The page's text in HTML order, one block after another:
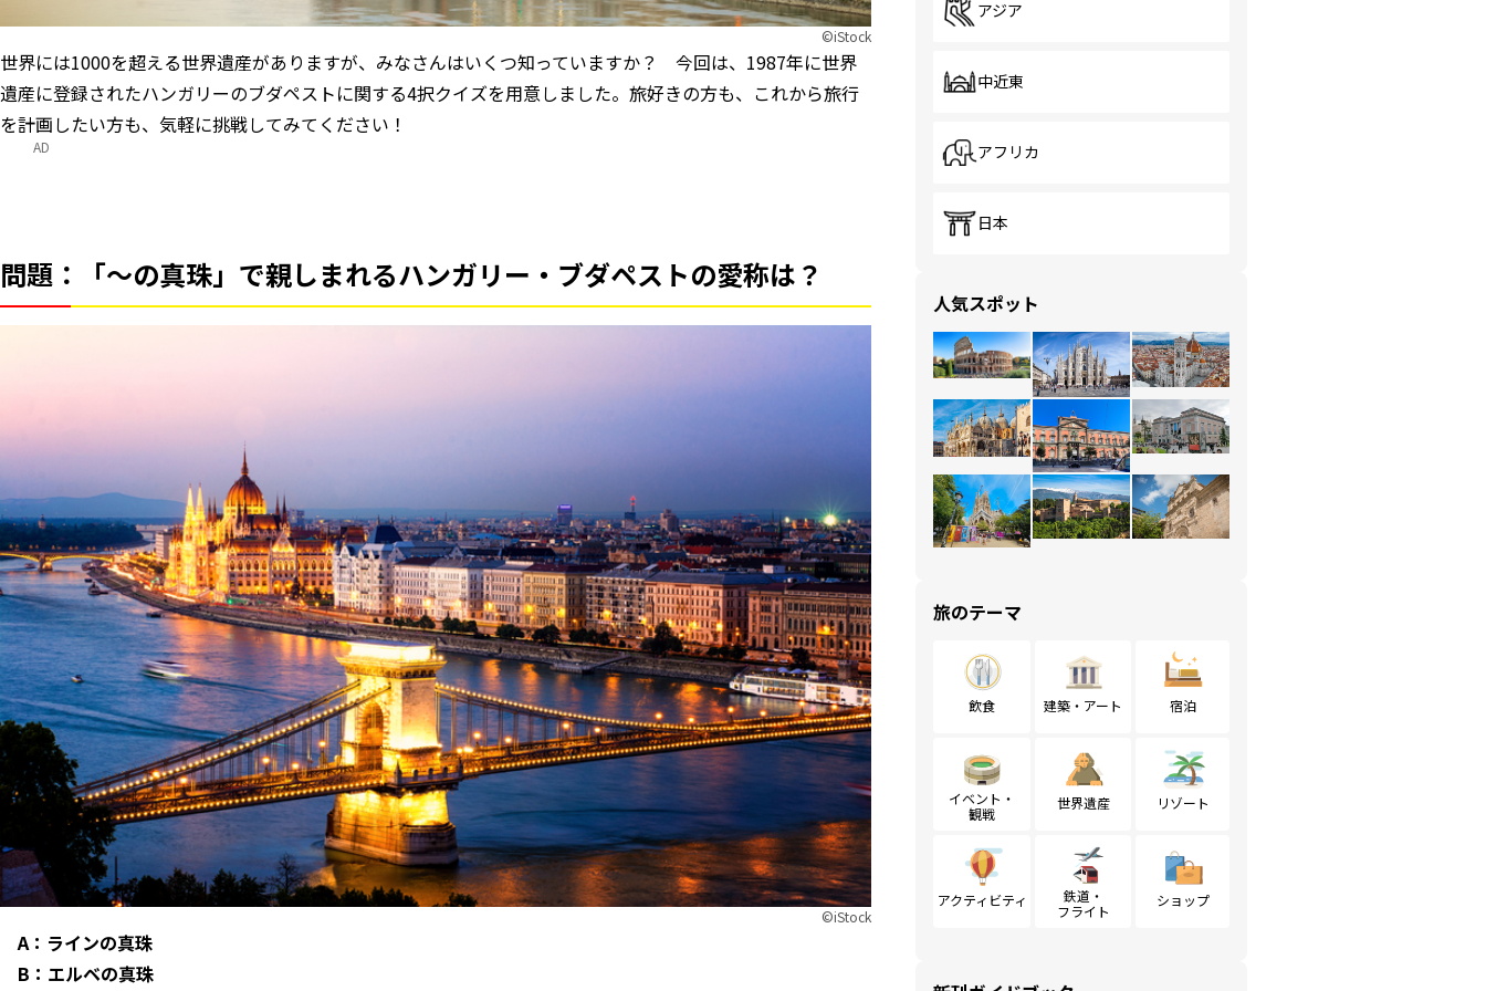
©iStock
世界には1000を超える世界遺産がありますが、みなさんはいくつ知っていますか？ 今回は、1987年に世界
遺産に登録されたハンガリーのブダペストに関する4択クイズを用意しました。旅好きの方も、これから旅行
を計画したい方も、気軽に挑戦してみてください！
AD
問題：「～の真珠」で親しまれるハンガリー・ブダペストの愛称は？
©︎iStock
A：ラインの真珠
B：エルベの真珠
アジア
中近東
アフリカ
日本
人気スポット
旅のテーマ
飲食 建築・アート 宿泊
イベント・
観戦
世界遺産 リゾート
アクティビティ
鉄道・
フライト
ショップ